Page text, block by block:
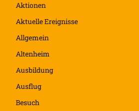
Aktionen
Aktuelle Ereignisse
Allgemein
Altenheim
Ausbildung
Ausflug
Besuch